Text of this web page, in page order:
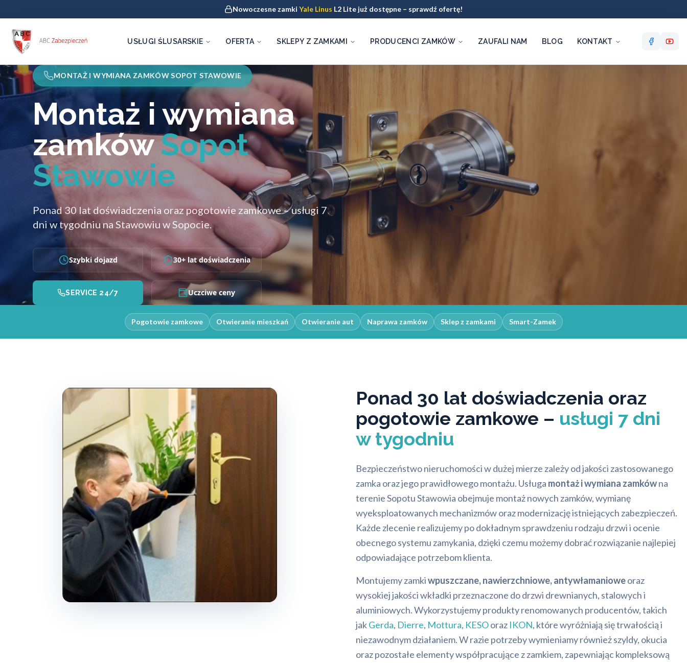
Nowoczesne zamki Yale Linus L2 Lite już dostępne – sprawdź ofertę!
USŁUGI ŚLUSARSKIE OFERTA SKLEPY Z ZAMKAMI PRODUCENCI ZAMKÓW ZAUFALI NAM BLOG KONTAKT
MONTAŻ I WYMIANA ZAMKÓW SOPOT STAWOWIE
Montaż i wymiana
zamkówSopot
Stawowie
Ponad 30 lat doświadczenia oraz pogotowie zamkowe – usługi 7
dni w tygodniu na Stawowiu w Sopocie.
Szybki dojazd 30+ lat doświadczenia
SERVICE 24/7 Uczciwe ceny
Pogotowie zamkowe Otwieranie mieszkań Otwieranie aut Naprawa zamków Sklep z zamkami Smart-Zamek
Ponad 30 lat doświadczenia oraz
pogotowie zamkowe – usługi 7 dni
w tygodniu
Bezpieczeństwo nieruchomości w dużej mierze zależy od jakości zastosowanego
zamka oraz jego prawidłowego montażu. Usługa montaż i wymiana zamkówna
terenie Sopotu Stawowia obejmuje montaż nowych zamków, wymianę
wyeksploatowanych mechanizmów oraz modernizację istniejących zabezpieczeń.
Każde zlecenie realizujemy po dokładnym sprawdzeniu rodzaju drzwi i ocenie
obecnego systemu zamykania, dzięki czemu możemy dobrać rozwiązanie najlepiej
odpowiadające potrzebom klienta.
Montujemy zamkiwpuszczane, nawierzchniowe, antywłamanioweoraz
wysokiej jakości wkładki przeznaczone do drzwi drewnianych, stalowych i
aluminiowych. Wykorzystujemy produkty renomowanych producentów, takich
jakGerda, Dierre, Mottura, KESOoraz IKON, które wyróżniają się trwałością i
niezawodnym działaniem. W razie potrzeby wymieniamy również szyldy, okucia
oraz pozostałe elementy współpracujące z zamkiem, zapewniając kompleksową